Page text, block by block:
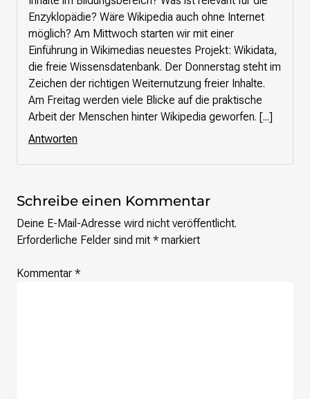
Enzyklopädie? Wäre Wikipedia auch ohne Internet
möglich? Am Mittwoch starten wir mit einer
Einführung in Wikimedias neuestes Projekt: Wikidata,
die freie Wissensdatenbank. Der Donnerstag steht im
Zeichen der richtigen Weiternutzung freier Inhalte.
Am Freitag werden viele Blicke auf die praktische
Arbeit der Menschen hinter Wikipedia geworfen. [...]
Antworten
Schreibe einen Kommentar
Deine E-Mail-Adresse wird nicht veröffentlicht.
Erforderliche Felder sind mit * markiert
Kommentar *